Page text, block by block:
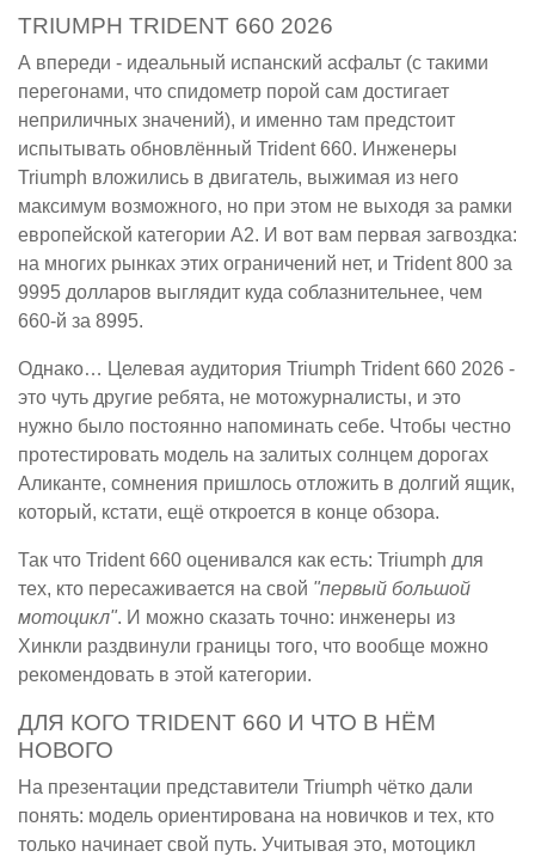
TRIUMPH TRIDENT 660 2026
А впереди - идеальный испанский асфальт (с такими
перегонами, что спидометр порой сам достигает
неприличных значений), и именно там предстоит
испытывать обновлённый Trident 660. Инженеры
Triumph вложились в двигатель, выжимая из него
максимум возможного, но при этом не выходя за рамки
европейской категории A2. И вот вам первая загвоздка:
на многих рынках этих ограничений нет, и Trident 800 за
9995 долларов выглядит куда соблазнительнее, чем
660-й за 8995.
Однако… Целевая аудитория Triumph Trident 660 2026 -
это чуть другие ребята, не мотожурналисты, и это
нужно было постоянно напоминать себе. Чтобы честно
протестировать модель на залитых солнцем дорогах
Аликанте, сомнения пришлось отложить в долгий ящик,
который, кстати, ещё откроется в конце обзора.
Так что Trident 660 оценивался как есть: Triumph для
тех, кто пересаживается на свой "первый большой
мотоцикл". И можно сказать точно: инженеры из
Хинкли раздвинули границы того, что вообще можно
рекомендовать в этой категории.
ДЛЯ КОГО TRIDENT 660 И ЧТО В НЁМ
НОВОГО
На презентации представители Triumph чётко дали
понять: модель ориентирована на новичков и тех, кто
только начинает свой путь. Учитывая это, мотоцикл